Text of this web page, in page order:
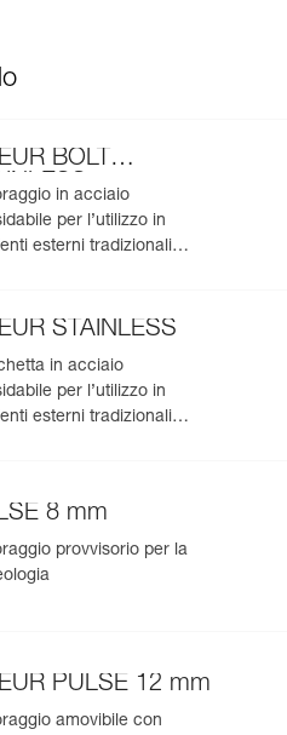
BOLT
in acciaio
per l’utilizzo in
esterni tradizionali
STAINLESS
in acciaio
per l’utilizzo in
esterni tradizionali
8 mm
provvisorio per la
PULSE 12 mm
amovibile con